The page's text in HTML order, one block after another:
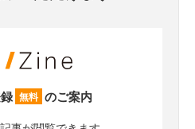
無料 のご案内